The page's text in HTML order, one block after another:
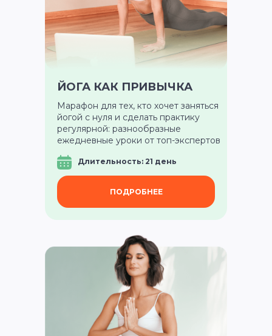
МИРУ НУЖНЫ ПРЕПОДАВАТЕЛИ
ЙОГА КАК ПРИВЫЧКА
Марафон для тех, кто хочет заняться
йогой с нуля и сделать практику
регулярной: разнообразные
ежедневные уроки от топ-экспертов
Длительность: 21 день
ПОДРОБНЕЕ
+7 (930) 035 91 31
ООО «Академия Йоги» РФ, 127106, г. Москва,
вн.тер.г. муниципальный округ Марфино
Гостиничная ул, д. 5, помещ. 1/1
Пранаямы
Политика в отношении обработки
Государственная лицензия
Об организации
Версия для людей с ограниченными
возможностями
Информация о рассрочке